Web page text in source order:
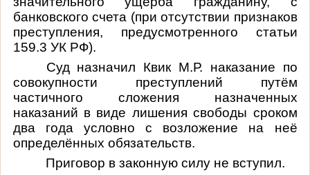
банковского счета (при отсутствии признаков
преступления, предусмотренного статьи
159.3 УК РФ).
Суд назначил Квик М.Р. наказание по
совокупности преступлений путём
частичного сложения назначенных
наказаний в виде лишения свободы сроком
два года условно с возложение на неё
определённых обязательств.
Приговор в законную силу не вступил.